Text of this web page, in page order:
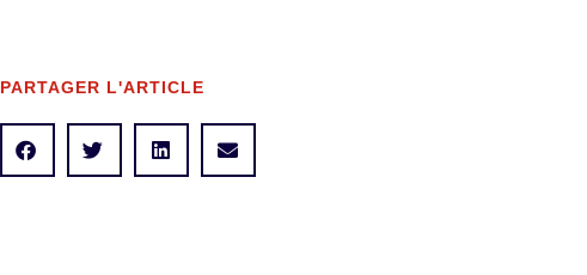
PARTAGER L'ARTICLE